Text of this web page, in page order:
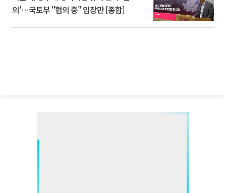
의'⋯국토부 "협의 중" 입장만 [종합]